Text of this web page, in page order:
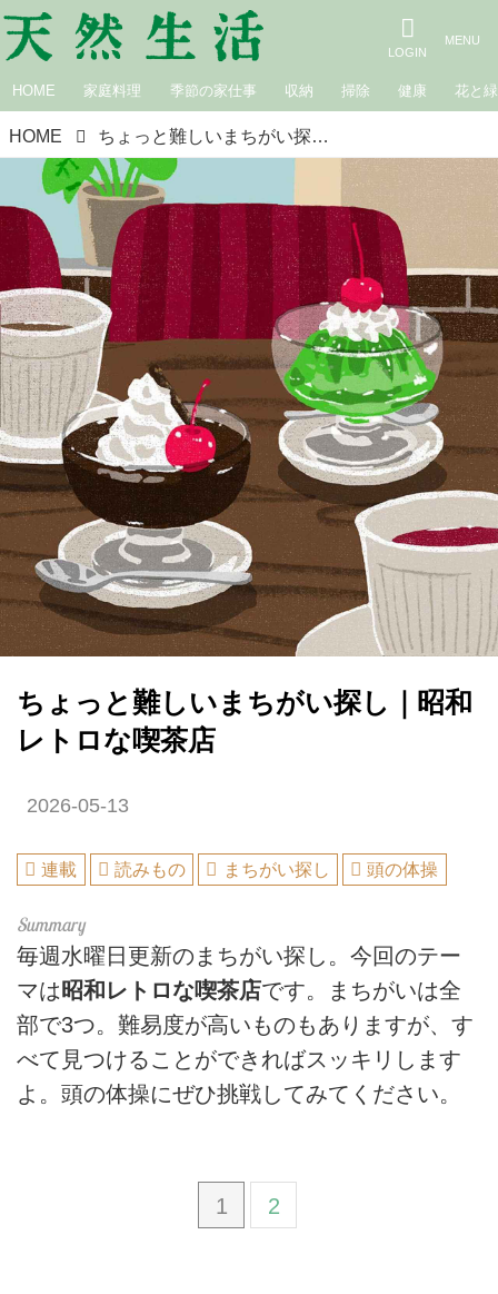
HOME 家庭料理 季節の家仕事 収納 掃除 健康 花と緑
HOME ちょっと難しいまちがい探し｜昭和レトロな喫茶店
ちょっと難しいまちがい探し｜昭和
レトロな喫茶店
2026-05-13
連載 読みもの まちがい探し 頭の体操
毎週水曜日更新のまちがい探し。今回のテー
マは 昭和レトロな喫茶店です。まちがいは全
部で3つ。難易度が高いものもありますが、す
べて見つけることができればスッキリします
よ。頭の体操にぜひ挑戦してみてください。
1 2